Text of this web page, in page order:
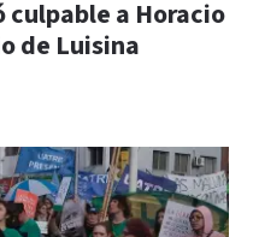
a Horacio
de Luisina